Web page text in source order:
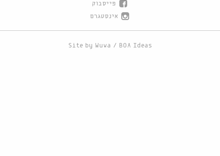
פייסבוק
אינסטגרם
Site by Wuwa / BOA Ideas